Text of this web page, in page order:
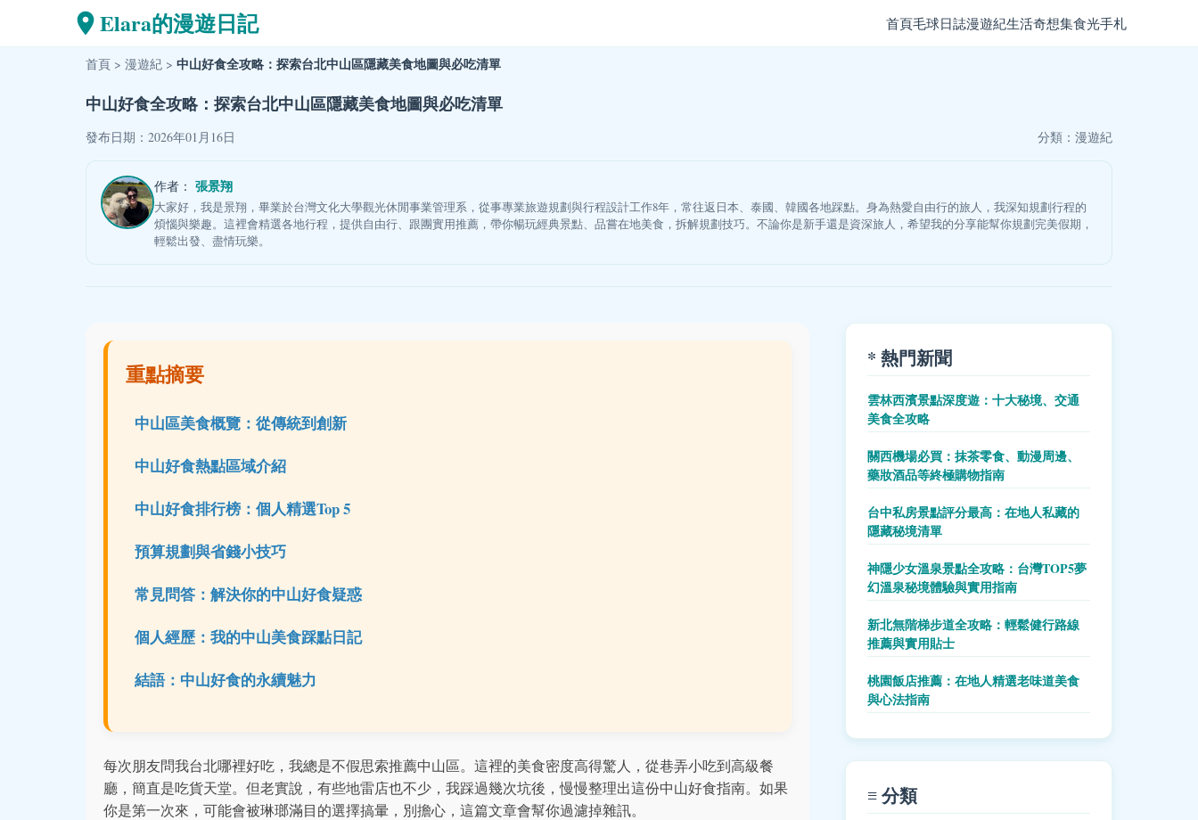
Elara的漫遊日記 首頁毛球日誌漫遊紀生活奇想集食光手札
首頁 > 漫遊紀 > 中山好食全攻略：探索台北中山區隱藏美食地圖與必吃清單
中山好食全攻略：探索台北中山區隱藏美食地圖與必吃清單
發布日期：2026年01月16日 分類： 漫遊紀
作者： 張景翔
大家好，我是景翔，畢業於台灣文化大學觀光休閒事業管理系，從事專業旅遊規劃與行程設計工作8年，常往返日本、泰國、韓國各地踩點。身為熱愛自由行的旅人，我深知規劃行程的
煩惱與樂趣。這裡會精選各地行程，提供自由行、跟團實用推薦，帶你暢玩經典景點、品嘗在地美食，拆解規劃技巧。不論你是新手還是資深旅人，希望我的分享能幫你規劃完美假期，
輕鬆出發、盡情玩樂。
重點摘要
中山區美食概覽：從傳統到創新
中山好食熱點區域介紹
中山好食排行榜：個人精選Top 5
預算規劃與省錢小技巧
常見問答：解決你的中山好食疑惑
個人經歷：我的中山美食踩點日記
結語：中山好食的永續魅力
每次朋友問我台北哪裡好吃，我總是不假思索推薦中山區。這裡的美食密度高得驚人，從巷弄小吃到高級餐
廳，簡直是吃貨天堂。但老實說，有些地雷店也不少，我踩過幾次坑後，慢慢整理出這份中山好食指南。如果
你是第一次來，可能會被琳瑯滿目的選擇搞暈，別擔心，這篇文章會幫你過濾掉雜訊。
* 熱門新聞
雲林西濱景點深度遊：十大秘境、交通
美食全攻略
關西機場必買：抹茶零食、動漫周邊、
藥妝酒品等終極購物指南
台中私房景點評分最高：在地人私藏的
隱藏秘境清單
神隱少女溫泉景點全攻略：台灣TOP5夢
幻溫泉秘境體驗與實用指南
新北無階梯步道全攻略：輕鬆健行路線
推薦與實用貼士
桃園飯店推薦：在地人精選老味道美食
與心法指南
≡ 分類